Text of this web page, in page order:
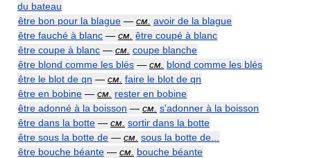
du bateau
être bon pour la blague — см. avoir de la blague
être fauché à blanc — см. être coupé à blanc
être coupe à blanc — см. coupe blanche
être blond comme les blés — см. blond comme les blés
être le blot de qn — см. faire le blot de qn
être en bobine — см. rester en bobine
être adonné à la boisson — см. s'adonner à la boisson
être dans la botte — см. sortir dans la botte
être sous la botte de — см. sous la botte de...
être bouche béante — см. bouche béante